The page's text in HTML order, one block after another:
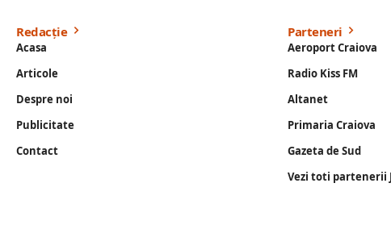
Redacție
Acasa
Articole
Despre noi
Publicitate
Contact
Parteneri
Aeroport Craiova
Radio Kiss FM
Altanet
Primaria Craiova
Gazeta de Sud
Vezi toti partenerii